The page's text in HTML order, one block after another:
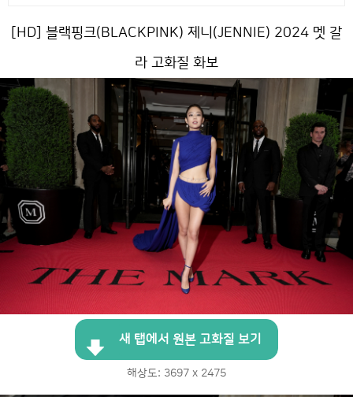
[HD] 블랙핑크(BLACKPINK) 제니(JENNIE) 2024 멧 갈
라 고화질 화보
새 탭에서 원본 고화질 보기
해상도: 3697 x 2475